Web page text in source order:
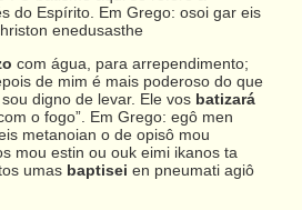
do Espírito. Em Grego: osoi gar eis
enedusasthe
com água, para arrependimento;
de mim é mais poderoso do que
digno de levar. Ele vos batizará
o fogo”. Em Grego: egô men
metanoian o de opisô mou
mou estin ou ouk eimi ikanos ta
umas baptisei en pneumati agiô